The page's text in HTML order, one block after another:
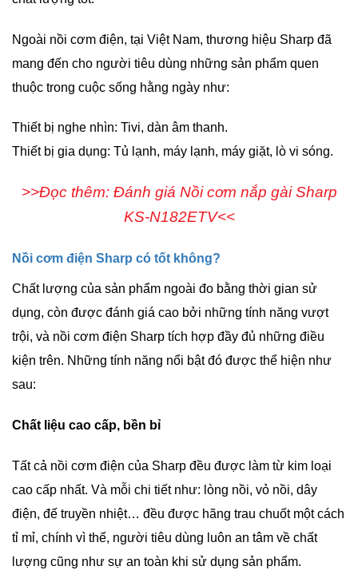
Ngoài nồi cơm điện, tại Việt Nam, thương hiệu Sharp đã
mang đến cho người tiêu dùng những sản phẩm quen
thuộc trong cuộc sống hằng ngày như:
Thiết bị nghe nhìn: Tivi, dàn âm thanh.
Thiết bị gia dụng: Tủ lạnh, máy lạnh, máy giặt, lò vi sóng.
>>Đọc thêm: Đánh giá Nồi cơm nắp gài Sharp
KS-N182ETV<<
Nồi cơm điện Sharp có tốt không?
Chất lượng của sản phẩm ngoài đo bằng thời gian sử
dụng, còn được đánh giá cao bởi những tính năng vượt
trội, và nồi cơm điện Sharp tích hợp đầy đủ những điều
kiện trên. Những tính năng nổi bật đó được thể hiện như
sau:
Chất liệu cao cấp, bền bỉ
Tất cả nồi cơm điện của Sharp đều được làm từ kim loại
cao cấp nhất. Và mỗi chi tiết như: lòng nồi, vỏ nồi, dây
điện, đế truyền nhiệt… đều được hãng trau chuốt một cách
tỉ mỉ, chính vì thế, người tiêu dùng luôn an tâm về chất
lượng cũng như sự an toàn khi sử dụng sản phẩm.